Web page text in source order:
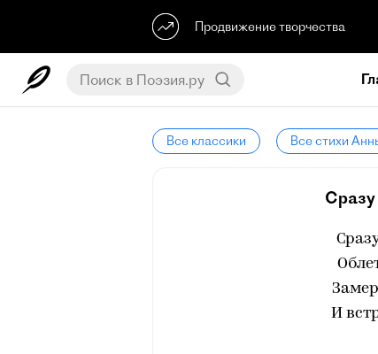
Продвижение творчества
Все классики Все стихи
Сразу
И